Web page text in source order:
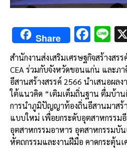
Share F
ac
e
b
o
o
k
Li
n
e
สำนักงานส่งเสริมเศรษฐกิจสร้างสรร
CEA ร่วมกับจังหวัดขอนแก่น และภา
อีสานสร้างสรรค์ 2566 นำเสนอผล
ใต้แนวคิด “เติมเต็มถิ่นฐาน ตื่มบ้าน
การนำภูมิปัญญาท้องถิ่นอีสานมาสร้
แบบใหม่ เพื่อยกระดับอุตสาหกรรม
อุตสาหกรรมอาหาร อุตสาหกรรมบัน
หัตถกรรมและงานฝีมือ คาดกระตุ้นเ